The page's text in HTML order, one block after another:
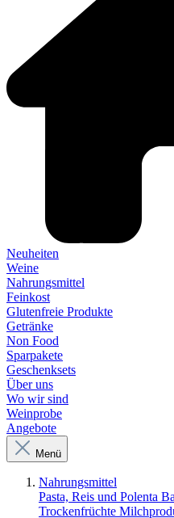
Neuheiten
Weine
Nahrungsmittel
Feinkost
Glutenfreie Produkte
Getränke
Non Food
Sparpakete
Geschenksets
Über uns
Wo wir sind
Weinprobe
Angebote
Menü
Nahrungsmittel
Pasta, Reis und Polenta
Trockenfrüchte